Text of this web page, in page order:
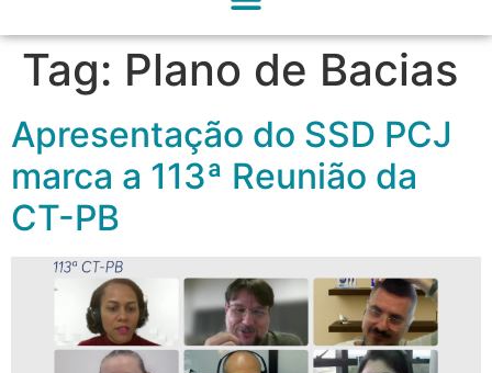
Tag: Plano de Bacias
Apresentação do SSD PCJ
marca a 113ª Reunião da
CT-PB